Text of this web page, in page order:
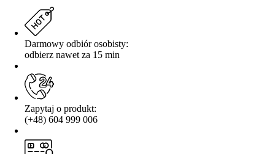
Darmowy odbiór osobisty:
odbierz nawet za 15 min
Zapytaj o produkt:
(+48) 604 999 006